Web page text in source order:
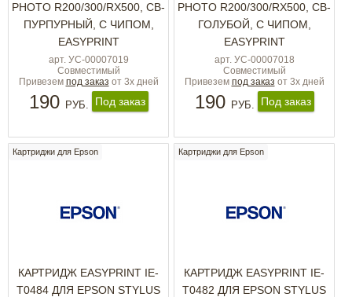
PHOTO R200/300/RX500, СВ-
ПУРПУРНЫЙ, С ЧИПОМ,
EASYPRINT
арт. УС-00007019
Совместимый
Привезем под заказ от 3х дней
190 РУБ. Под заказ
PHOTO R200/300/RX500, СВ-
ГОЛУБОЙ, С ЧИПОМ,
EASYPRINT
арт. УС-00007018
Совместимый
Привезем под заказ от 3х дней
190 РУБ. Под заказ
Картриджи для Epson
КАРТРИДЖ EASYPRINT IE-
T0484 ДЛЯ EPSON STYLUS
Картриджи для Epson
КАРТРИДЖ EASYPRINT IE-
T0482 ДЛЯ EPSON STYLUS